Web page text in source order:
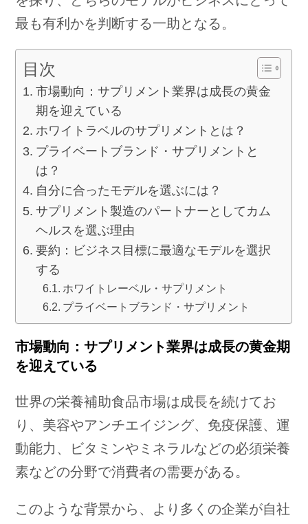
最も有利かを判断する一助となる。
目次
市場動向：サプリメント業界は成長の黄金
期を迎えている
ホワイトラベルのサプリメントとは？
プライベートブランド・サプリメントと
は？
自分に合ったモデルを選ぶには？
サプリメント製造のパートナーとしてカム
ヘルスを選ぶ理由
要約：ビジネス目標に最適なモデルを選択
する
ホワイトレーベル・サプリメント
プライベートブランド・サプリメント
市場動向：サプリメント業界は成長の黄金期
を迎えている
世界の栄養補助食品市場は成長を続けてお
り、美容やアンチエイジング、免疫保護、運
動能力、ビタミンやミネラルなどの必須栄養
素などの分野で消費者の需要がある。
このような背景から、より多くの企業が自社